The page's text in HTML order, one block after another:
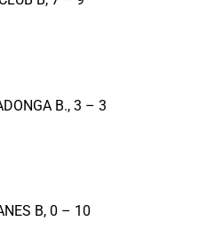
B., 3 – 3
B, 0 – 10